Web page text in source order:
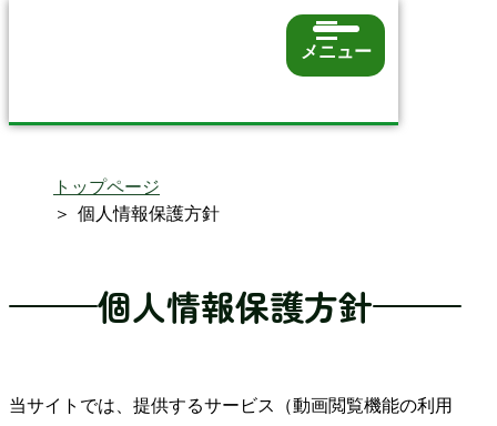
メニュー
トップページ
個人情報保護方針
個人情報保護方針
当サイトでは、提供するサービス（動画閲覧機能の利用